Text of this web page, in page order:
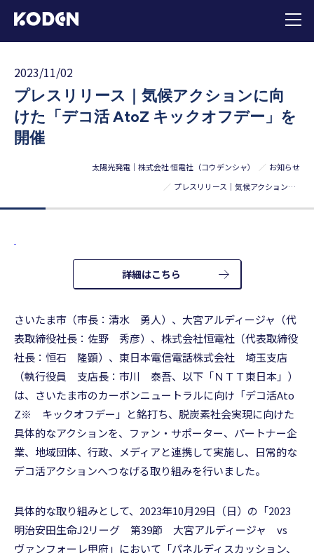
2023/11/02
プレスリリース｜気候アクションに向
けた「デコ活 AtoZ キックオフデー」を
開催
太陽光発電｜株式会社 恒電社（コウデンシャ）
お知らせ
プレスリリース｜気候アクションに向けた「デコ活 AtoZ キックオフデー」を開催
詳細はこちら
さいたま市（市長：清水 勇人）、大宮アルディージャ（代
表取締役社長：佐野 秀彦）、株式会社恒電社（代表取締役
社長：恒石 隆顕）、東日本電信電話株式会社 埼玉支店
（執行役員 支店長：市川 泰吾、以下「ＮＴＴ東日本」）
は、さいたま市のカーボンニュートラルに向け「デコ活Ato
Z※ キックオフデー」と銘打ち、脱炭素社会実現に向けた
具体的なアクションを、ファン・サポーター、パートナー企
業、地域団体、行政、メディアと連携して実施し、日常的な
デコ活アクションへつなげる取り組みを行いました。
具体的な取り組みとして、2023年10月29日（日）の「2023
明治安田生命J2リーグ 第39節 大宮アルディージャ vs
ヴァンフォーレ甲府」において「パネルディスカッション、